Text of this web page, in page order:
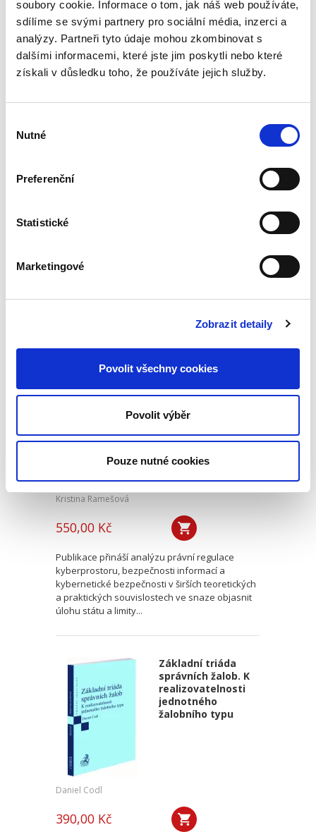
soubory cookie. Informace o tom, jak náš web používáte,
sdílíme se svými partnery pro sociální média, inzerci a
analýzy. Partneři tyto údaje mohou zkombinovat s
dalšími informacemi, které jste jim poskytli nebo které
získali v důsledku toho, že používáte jejich služby.
souhlasu
Nutné
Preferenční
Statistické
Marketingové
Zobrazit detaily
Povolit všechny cookies
Povolit výběr
Pouze nutné cookies
době byla většina zemí světa, včetně České
republiky, zasažena vlnou...
Pracovní poměr
pracovníků
Monografie se zaměřuje na tématiku
vhledu do problematiky zabývá...
Právní regulace
bezpečnosti a její
meze
Kristina Ramešová
550,00 Kč
Publikace přináší analýzu právní regulace
kyberprostoru, bezpečnosti informací a
kybernetické bezpečnosti v širších teoretických
a praktických souvislostech ve snaze objasnit
úlohu státu a limity...
Základní triáda
správních žalob. K
realizovatelnosti
jednotného
žalobního typu
Daniel Codl
390,00 Kč